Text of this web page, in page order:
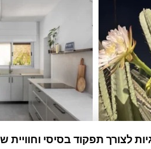
לצורך תפקוד בסיסי וחוויית